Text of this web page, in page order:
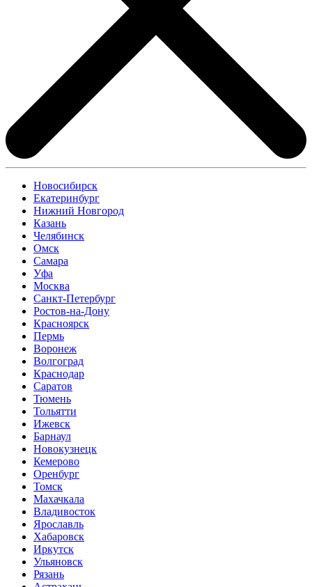
Новосибирск
Екатеринбург
Нижний Новгород
Казань
Челябинск
Омск
Самара
Уфа
Москва
Санкт-Петербург
Ростов-на-Дону
Красноярск
Пермь
Воронеж
Волгоград
Краснодар
Саратов
Тюмень
Тольятти
Ижевск
Барнаул
Новокузнецк
Кемерово
Оренбург
Томск
Махачкала
Владивосток
Ярославль
Хабаровск
Иркутск
Ульяновск
Рязань